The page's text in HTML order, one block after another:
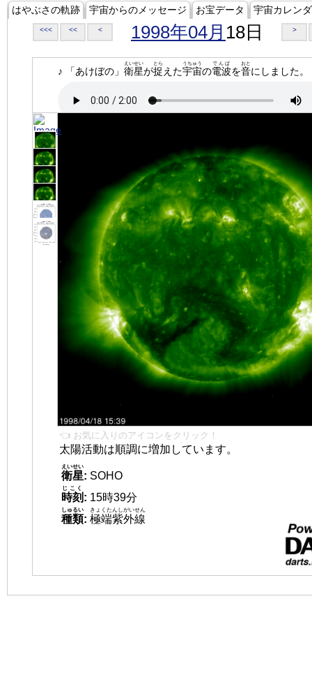
はやぶさの軌跡 宇宙からのメッセージ お宝データ 宇宙カレン
<<< << < 1998年04月 18日 >
♪ 「あけぼの」 衛星
えいせい
が捉
とら
えた宇宙
うちゅう
の電波
でんぱ
を音
おと
にしました。
👈 お気に入りのアイコンをクリック！
太陽活動は順調に増加しています。
衛星
えいせい
: SOHO
時刻
じこく
: 15時39分
種類
しゅるい
: 極端紫外線
きょくたんしがいせん